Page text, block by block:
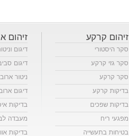
זיהום קרקע
סקר היסטורי
סקר גזי קרקע
סקר קרקע
בדיקות קרקע
בדיקות שפכים
מפגעי ריח
בטיחות בתעשייה
זיהום
דיגום
דיגום
ניטור
דיגום
בדיקות
מעבדה
בדיקות